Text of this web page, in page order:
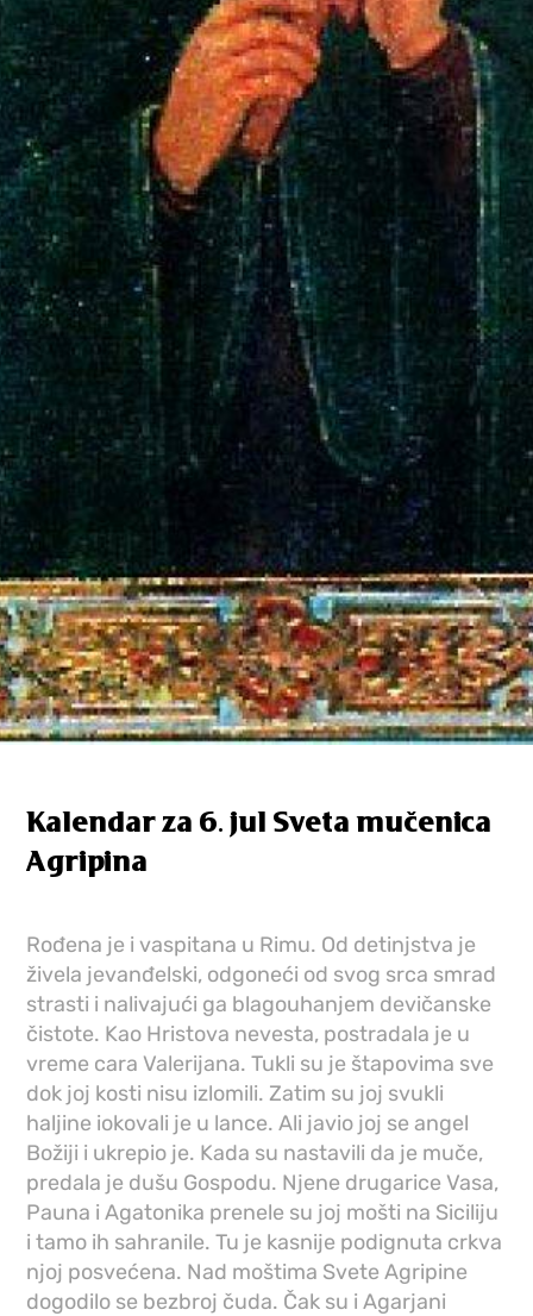
Kalendar za 6. jul Sveta mučenica
Agripina
Rođena je i vaspitana u Rimu. Od detinjstva je
živela jevanđelski, odgoneći od svog srca smrad
strasti i nalivajući ga blagouhanjem devičanske
čistote. Kao Hristova nevesta, postradala je u
vreme cara Valerijana. Tukli su je štapovima sve
dok joj kosti nisu izlomili. Zatim su joj svukli
haljine iokovali je u lance. Ali javio joj se angel
Božiji i ukrepio je. Kada su nastavili da je muče,
predala je dušu Gospodu. Njene drugarice Vasa,
Pauna i Agatonika prenele su joj mošti na Siciliju
i tamo ih sahranile. Tu je kasnije podignuta crkva
njoj posvećena. Nad moštima Svete Agripine
dogodilo se bezbroj čuda. Čak su i Agarjani